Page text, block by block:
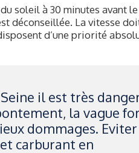
soleil à 30 minutes avant
déconseillée. La vitesse
d’une priorité
il est très
la vague
dommages. Eviter
carburant en